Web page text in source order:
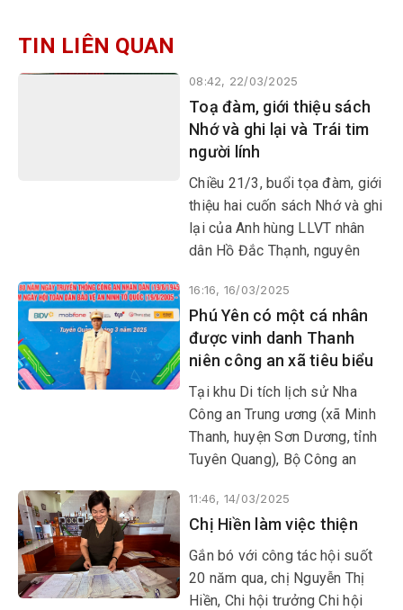
TIN LIÊN QUAN
08:42, 22/03/2025
Toạ đàm, giới thiệu sách
Nhớ và ghi lại và Trái tim
người lính
Chiều 21/3, buổi tọa đàm, giới
thiệu hai cuốn sách Nhớ và ghi
lại của Anh hùng LLVT nhân
dân Hồ Đắc Thạnh, nguyên
và Trái tim người lính của CCB
Nguyễn Đắc Tấn đã diễn ra
trong không khí trang trọng và
xúc động do Thư viện tỉnh tổ
chức.
16:16, 16/03/2025
Phú Yên có một cá nhân
được vinh danh Thanh
niên công an xã tiêu biểu
Tại khu Di tích lịch sử Nha
Công an Trung ương (xã Minh
Thanh, huyện Sơn Dương, tỉnh
Tuyên Quang), Bộ Công an
TNCS Hồ Chí Minh vừa tổ
chức lễ tuyên dương Thanh
niên công an xã, phường, thị
trấn tiêu biểu năm 2025.
11:46, 14/03/2025
Chị Hiền làm việc thiện
Gắn bó với công tác hội suốt
20 năm qua, chị Nguyễn Thị
Hiền, Chi hội trưởng Chi hội